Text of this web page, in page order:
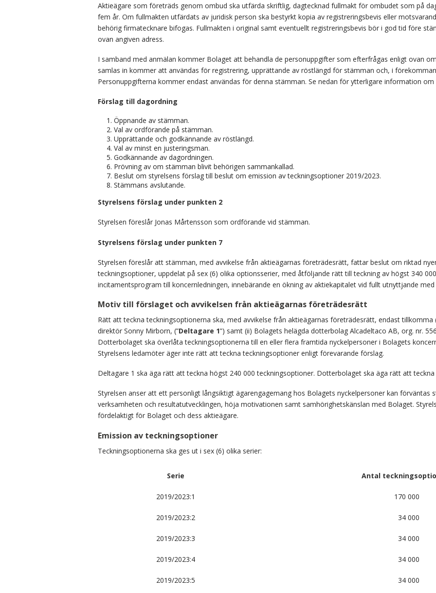
Aktieägare som företräds genom ombud ska utfärda skriftlig, dagtecknad fullmakt för ombudet som på
fem år. Om fullmakten utfärdats av juridisk person ska bestyrkt kopia av registreringsbevis eller
behörig firmatecknare bifogas. Fullmakten i original samt eventuellt registreringsbevis bör i god tid före
ovan angiven adress.
I samband med anmälan kommer Bolaget att behandla de personuppgifter som efterfrågas enligt ovan
samlas in kommer att användas för registrering, upprättande av röstlängd för stämman och, i
Personuppgifterna kommer endast användas för denna stämman. Se nedan för ytterligare information
Förslag till dagordning
Öppnande av stämman.
Val av ordförande på stämman.
Upprättande och godkännande av röstlängd.
Val av minst en justeringsman.
Godkännande av dagordningen.
Prövning av om stämman blivit behörigen sammankallad.
Beslut om styrelsens förslag till beslut om emission av teckningsoptioner 2019/2023.
Stämmans avslutande.
Styrelsens förslag under punkten 2
Styrelsen föreslår Jonas Mårtensson som ordförande vid stämman.
Styrelsens förslag under punkten 7
Styrelsen föreslår att stämman, med avvikelse från aktieägarnas företrädesrätt, fattar beslut om riktad
teckningsoptioner, uppdelat på sex (6) olika optionsserier, med åtföljande rätt till teckning av högst 340
incitamentsprogram till koncernledningen, innebärande en ökning av aktiekapitalet vid fullt utnyttjande
Motiv till förslaget och avvikelsen från aktieägarnas företrädesrätt
Rätt att teckna teckningsoptionerna ska, med avvikelse från aktieägarnas företrädesrätt, endast
direktör Sonny Mirborn, (”Deltagare 1”) samt (ii) Bolagets helägda dotterbolag Alcadeltaco AB, org. nr.
Dotterbolaget ska överlåta teckningsoptionerna till en eller flera framtida nyckelpersoner i Bolagets
Styrelsens ledamöter äger inte rätt att teckna teckningsoptioner enligt förevarande förslag.
Deltagare 1 ska äga rätt att teckna högst 240 000 teckningsoptioner. Dotterbolaget ska äga rätt att
Styrelsen anser att ett personligt långsiktigt ägarengagemang hos Bolagets nyckelpersoner kan förväntas
verksamheten och resultatutvecklingen, höja motivationen samt samhörighetskänslan med Bolaget.
fördelaktigt för Bolaget och dess aktieägare.
Emission av teckningsoptioner
Teckningsoptionerna ska ges ut i sex (6) olika serier:
Serie Antal
2019/2023:1 170 000
2019/2023:2 34 000
2019/2023:3 34 000
2019/2023:4 34 000
2019/2023:5 34 000